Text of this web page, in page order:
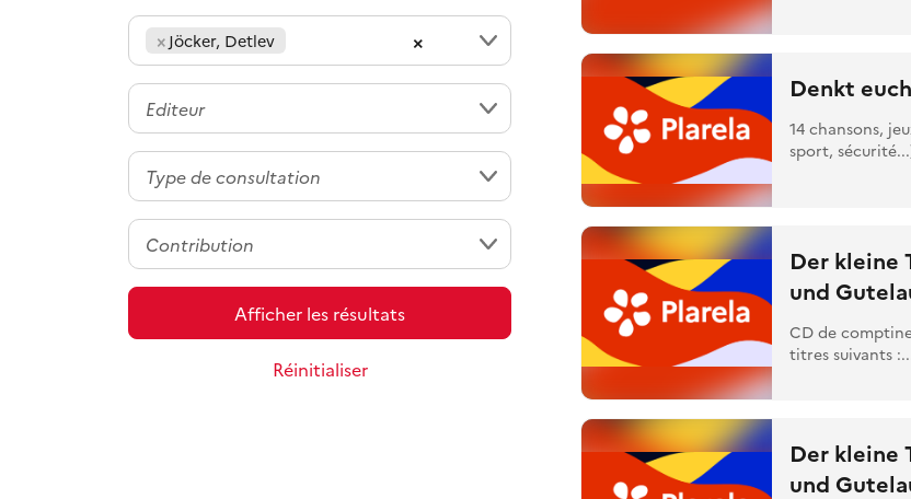
×
× Jöcker, Detlev
Afficher les résultats
Réinitialiser
Denkt
14 chansons,
sport,
Der kleine
und
CD de
titres suivants
Der kleine
und